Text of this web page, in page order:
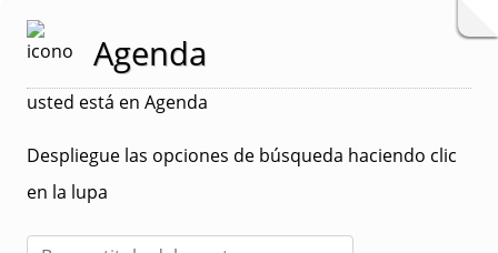
Agenda
usted está en Agenda
Despliegue las opciones de búsqueda haciendo clic
en la lupa